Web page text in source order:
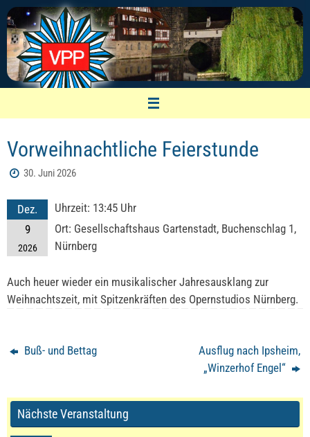
Zum
Inhalt
springen
Vereinigung pensionierter Polizeibeamter
Vorweihnachtliche Feierstunde
30. Juni 2026
Dez.
9
2026
Uhrzeit: 13:45 Uhr
Ort: Gesellschaftshaus Gartenstadt, Buchenschlag 1,
Nürnberg
Auch heuer wieder ein musikalischer Jahresausklang zur
Weihnachtszeit, mit Spitzenkräften des Opernstudios Nürnberg.
Buß- und Bettag
Ausflug nach Ipsheim,
„Winzerhof Engel“
Nächste Veranstaltung